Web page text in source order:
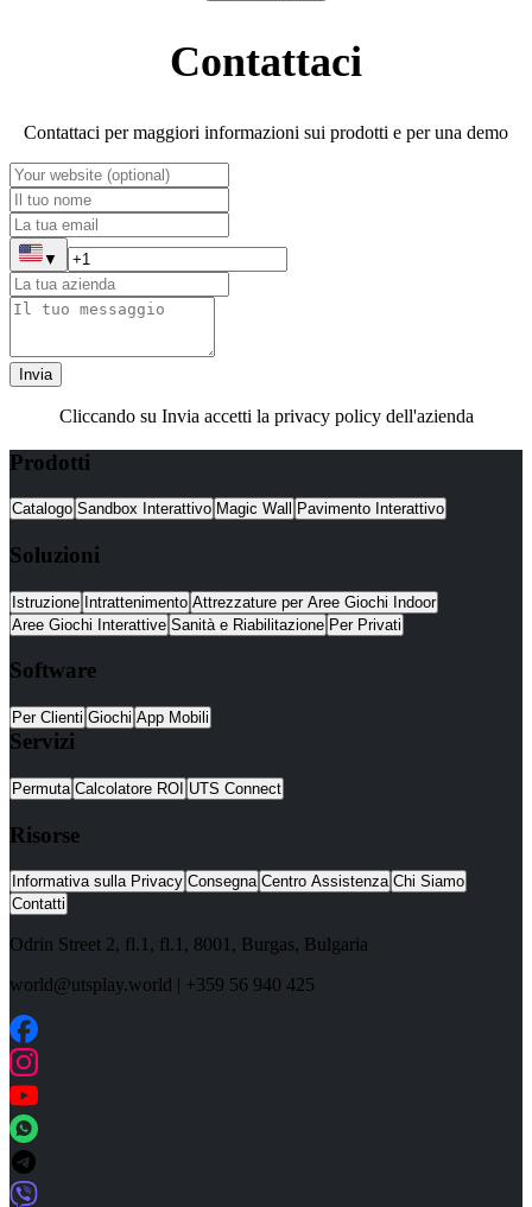
Contattaci
Contattaci per maggiori informazioni sui prodotti e per una demo
▼
Invia
Cliccando su Invia accetti la privacy policy dell'azienda
Prodotti
Catalogo Sandbox Interattivo Magic Wall Pavimento Interattivo
Soluzioni
Istruzione Intrattenimento Attrezzature per Aree Giochi Indoor
Aree Giochi Interattive Sanità e Riabilitazione Per Privati
Software
Per Clienti Giochi App Mobili
Servizi
Permuta Calcolatore ROI UTS Connect
Risorse
Informativa sulla Privacy Consegna Centro Assistenza Chi Siamo
Contatti
Odrin Street 2, fl.1 , fl.1, 8001 , Burgas, Bulgaria
world@utsplay.world | +359 56 940 425